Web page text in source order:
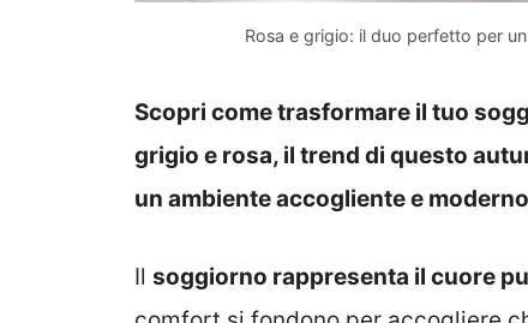
Rosa e grigio: il duo perfetto per
Scopri come trasformare il tuo
grigio e rosa, il trend di questo
un ambiente accogliente e
Il soggiorno rappresenta il cuore